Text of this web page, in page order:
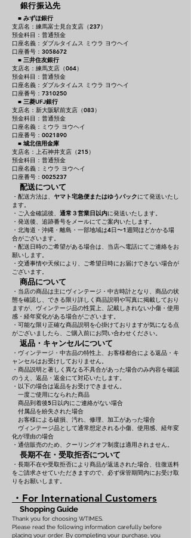
銀行振込先
■ みずほ銀行
支店名：練馬富士見台支店（237）
預金科目：普通預金
口座名義：ダブルタイムス ミウラ ヨウヘイ
口座番号：3058672
■ 三井住友銀行
支店名：練馬支店（064）
預金科目：普通預金
口座名義：ダブルタイムス ミウラ ヨウヘイ
口座番号：7310250
■ 三菱UFJ銀行
支店名：新大阪駅前支店（083）
預金科目：普通預金
口座名義：ミウラ ヨウヘイ
口座番号：0021890
■ 城北信用金庫
支店名：上石神井支店（215）
預金科目：普通預金
口座名義：ミウラ ヨウヘイ
口座番号：0025237
配送について
・配送方法は、 ヤマト宅急便またはゆうパックにて発送いたし
ます。
・ご入金確認後、 通常３営業日以内に発送いたします。
・発送後、追跡番号をメールにてご案内いたします。
・北海道・沖縄・離島・一部地域は4日〜1週間ほどかかる場
合がございます。
・配送日時のご希望がある場合は、当店へ電話にてご連絡をお
願いします。
・交通事情や天候により、ご希望日時にお届けできない場合が
ございます。
商品について
・当店の商品は主にヴィンテージ・中古時計となり、商品の状
態を確認し、できる限り詳しく商品説明や写真に掲載しており
ますが、ヴィンテージ品の性質上、記載しきれない小傷・使用
感・経年変化がある場合がございます。
・可能な限り正確な商品説明を心掛けておりますが気になる点
がございましたら、ご購入前にお問い合わせください。
返品・キャンセルについて
・ヴィンテージ・中古品の特性上、お客様都合による返品・キ
ャンセルはお受けしておりません。
・商品説明と著しく異なる不具合があった場合のみ内容を確認
のうえ、返品・返金にて対応いたします。
・以下の場合は返品をお受けできません。
一度ご使用になられた商品
商品到着後5日以内にご連絡がない場合
付属品を紛失された場合
お客様による破損、汚れ、修理、加工があった場合
ヴィンテージ品として通常想定される小傷、使用感、経年変
化が理由の場合
・通信販売のため、クーリングオフ制度は適用されません。
長期不在・受取拒否について
・長期不在や受取拒否により商品が返送された場合、往復送料
をご請求させていただきますので、必ず保管期間内にお受け取
りをお願いします。
・For International Customers
Shopping Guide
Thank you for choosing WTIMES.
Please read the following information carefully before
placing your order. By completing your purchase, you